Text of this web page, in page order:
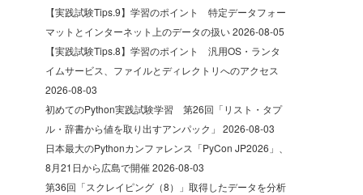
【実践試験Tips.9】学習のポイント 特定データフォー
マットとインターネット上のデータの扱い2026-08-05
【実践試験Tips.8】学習のポイント 汎用OS・ランタ
イムサービス、ファイルとディレクトリへのアクセス
2026-08-03
初めてのPython実践試験学習 第26回「リスト・タプ
ル・辞書から値を取り出すアンパック」 2026-08-03
日本最大のPythonカンファレンス「PyCon JP2026」、
8月21日から広島で開催2026-08-03
第36回「スクレイピング（8）」取得したデータを分析